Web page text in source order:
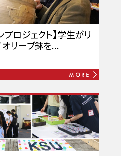
プロジェクト】学生がリ
リーブ鉢を...